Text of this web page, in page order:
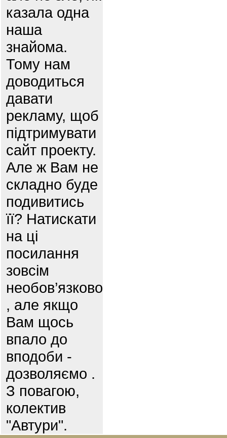
казала одна
наша
знайома.
Тому нам
доводиться
давати
рекламу, щоб
підтримувати
сайт проекту.
Але ж Вам не
складно буде
подивитись
її? Натискати
на ці
посилання
зовсім
необов’язково
, але якщо
Вам щось
впало до
вподоби -
дозволяємо .
З повагою,
колектив
"Автури".